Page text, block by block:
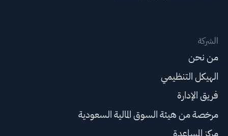
الشركة
من نحن
الهيكل التنظيمي
فريق الإدارة
مرخصة من هيئة السوق المالية السعودية